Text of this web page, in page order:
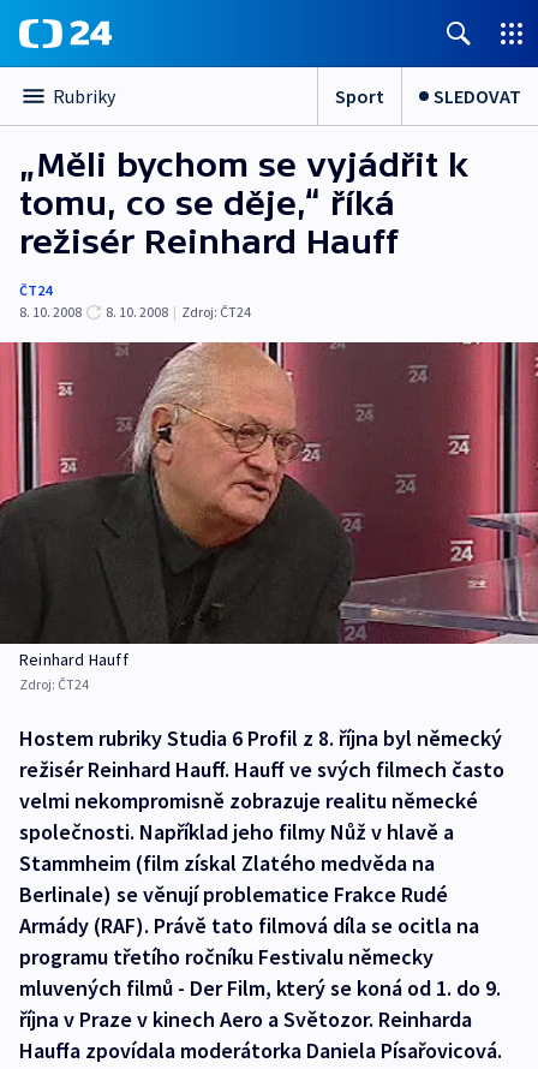
Rubriky Sport SLEDOVAT
„Měli bychom se vyjádřit k
tomu, co se děje,“ říká
režisér Reinhard Hauff
ČT24
8. 10. 2008
8. 10. 2008 | Zdroj: ČT24
Reinhard Hauff
Zdroj: ČT24
Hostem rubriky Studia 6 Profil z 8. října byl německý
režisér Reinhard Hauff. Hauff ve svých filmech často
velmi nekompromisně zobrazuje realitu německé
společnosti. Například jeho filmy Nůž v hlavě a
Stammheim (film získal Zlatého medvěda na
Berlinale) se věnují problematice Frakce Rudé
Armády (RAF). Právě tato filmová díla se ocitla na
programu třetího ročníku Festivalu německy
mluvených filmů - Der Film, který se koná od 1. do 9.
října v Praze v kinech Aero a Světozor. Reinharda
Hauffa zpovídala moderátorka Daniela Písařovicová.